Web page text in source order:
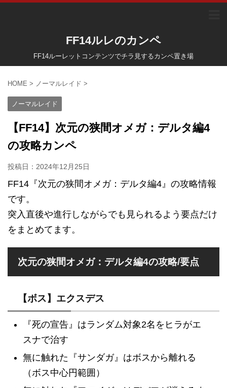
FF14ルレのカンペ
FF14ルーレットコンテンツでチラ見するカンペ置き場
HOME > ノーマルレイド >
ノーマルレイド
【FF14】次元の狭間オメガ：デルタ編4
の攻略カンペ
投稿日： 2024年12月25日
FF14『次元の狭間オメガ：デルタ編4』の攻略情報
です。
突入直後や進行しながらでも見られるよう要点だけ
をまとめてます。
次元の狭間オメガ：デルタ編4の攻略/要点
【ボス】エクスデス
『死の宣告』はランダム対象2名をヒラがエ
スナで治す
無に触れた『サンダガ』はボスから離れる
（ボス中心円範囲）